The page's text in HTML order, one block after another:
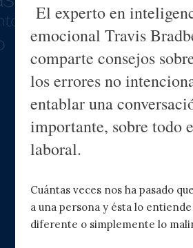
El experto en
emocional Travis
comparte consejos
los errores no
entablar una
importante, sobre todo
laboral.
Cuántas veces nos ha pasado
a una persona y ésta lo
diferente o simplemente lo